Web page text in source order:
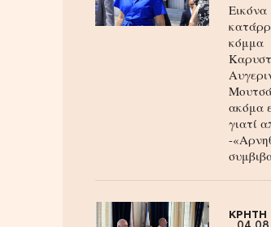
Εικόνα
κόμμα
ακόμα
γιατί
-
ΚΡΗΤΗ